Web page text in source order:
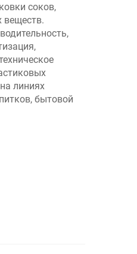
соков,
веществ.
линиях
бытовой